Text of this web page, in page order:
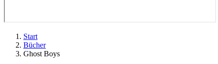
Start
Bücher
Ghost Boys